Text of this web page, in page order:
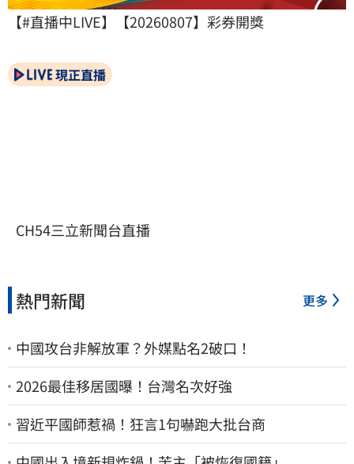
【#直播中LIVE】【20260807】彩券開獎
現正直播
CH54三立新聞台直播
熱門新聞 更多
中國攻台非解放軍？外媒點名2破口！
2026最佳移居國曝！台灣名次好強
習近平國師惹禍！狂言1句嚇跑大批台商